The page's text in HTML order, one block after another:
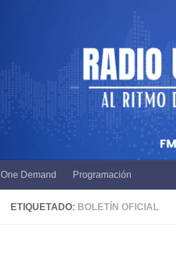
One Demand Programación
ETIQUETADO: BOLETÍN OFICIAL